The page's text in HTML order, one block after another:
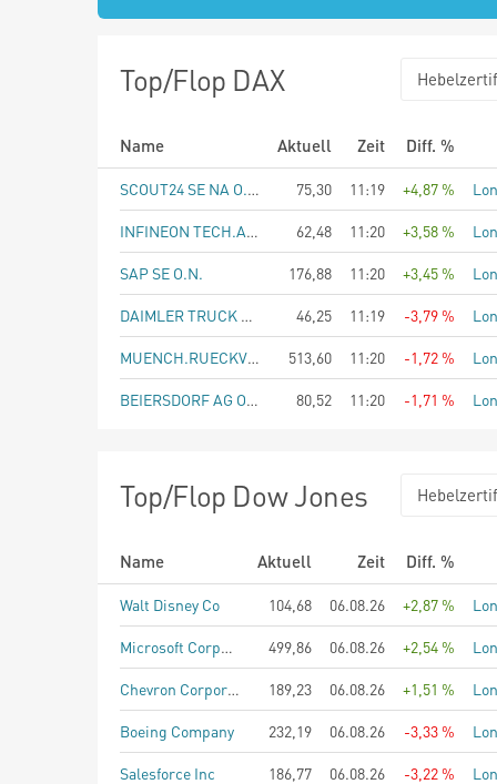
Top/Flop DAX
Name Aktuell Zeit Diff. %
SCOUT24 SE NA O.N. 75,30 11:19 +4,87 %
INFINEON TECH.AG NA O.N. 62,48 11:20 +3,58 %
SAP SE O.N. 176,88 11:20 +3,45 %
DAIMLER TRUCK HLDG NA ON 46,25 11:19 -3,79 %
MUENCH.RUECKVERS.VNA O.N. 513,60 11:20 -1,72 %
BEIERSDORF AG O.N. 80,52 11:20 -1,71 %
Top/Flop Dow Jones
Name Aktuell Zeit Diff. %
Walt Disney Co 104,68 06.08.26 +2,87 %
Microsoft Corporation 499,86 06.08.26 +2,54 %
Chevron Corporation 189,23 06.08.26 +1,51 %
Boeing Company 232,19 06.08.26 -3,33 %
Salesforce Inc 186,77 06.08.26 -3,22 %